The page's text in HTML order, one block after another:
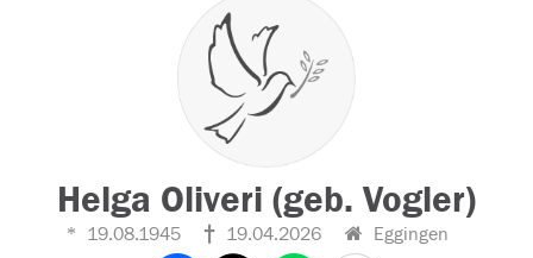
Helga Oliveri (geb. Vogler)
19.08.1945 19.04.2026 Eggingen